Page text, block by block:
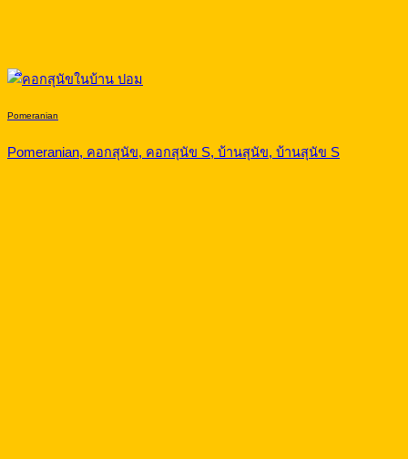
Pomeranian
Pomeranian, คอกสุนัข, คอกสุนัข S, บ้านสุนัข, บ้านสุนัข S